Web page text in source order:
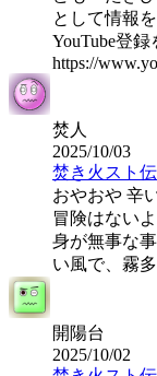
として情報
YouTube登
https://
焚人
2025/10/03
焚き火スト
おやおや 辛
冒険はない
身が無事な
い風で、霧
開陽台
2025/10/02